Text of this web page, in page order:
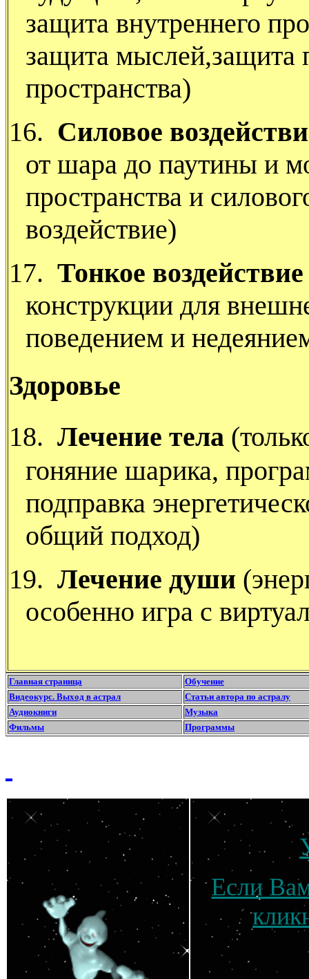
защита внутреннего
защита мыслей,защита
пространства)
16. Силовое
от шара до паутины и
пространства и
воздействие)
17. Тонкое воздействие
конструкции для
поведением и
Здоровье
18. Лечение тела
гоняние шарика,
подправка
общий подход)
19. Лечение души
особенно игра с
Главная страница
Обучение
Видеокурс. Выход в астрал
Статьи автора по астралу
Аудиокниги
Музыка
Фильмы
Программы
Если